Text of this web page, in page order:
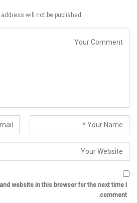
will not be published.
website in this browser for the next time I
comment.